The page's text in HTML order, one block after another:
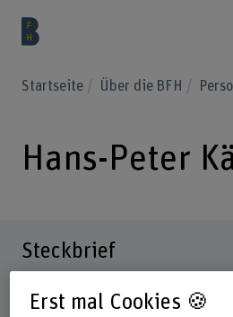
Startseite Über die BFH
Hans-Peter
Steckbrief
Erst mal Cookies 🍪